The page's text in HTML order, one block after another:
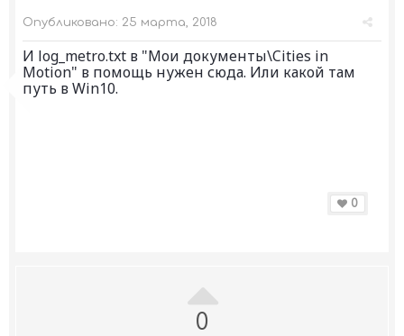
Опубликовано: 25 марта, 2018
И log_metro.txt в "Мои документы\Cities in
Motion" в помощь нужен сюда. Или какой там
путь в Win10.
0
0